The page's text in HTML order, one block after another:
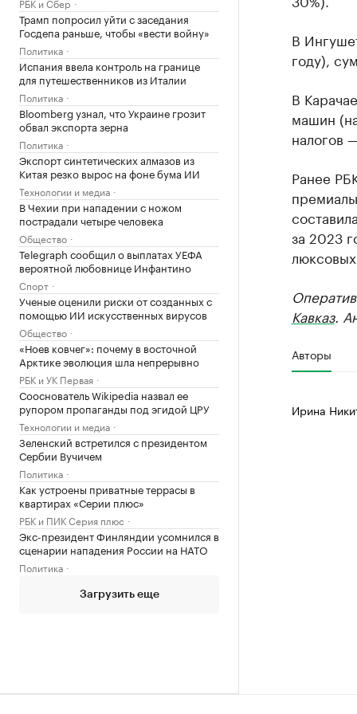
Трамп попросил уйти с заседания
Госдепа раньше, чтобы «вести войну»
Политика
Испания ввела контроль на границе
для путешественников из Италии
Политика
Bloomberg узнал, что Украине грозит
обвал экспорта зерна
Политика
Экспорт синтетических алмазов из
Китая резко вырос на фоне бума ИИ
Технологии и медиа
В Чехии при нападении с ножом
пострадали четыре человека
Общество
Telegraph сообщил о выплатах УЕФА
вероятной любовнице Инфантино
Спорт
Ученые оценили риски от созданных с
помощью ИИ искусственных вирусов
Общество
«Ноев ковчег»: почему в восточной
Арктике эволюция шла непрерывно
РБК и УК Первая
Сооснователь Wikipedia назвал ее
рупором пропаганды под эгидой ЦРУ
Технологии и медиа
Зеленский встретился с президентом
Сербии Вучичем
Политика
Как устроены приватные террасы в
квартирах «Серии плюс»
РБК и ПИК Серия плюс
Экс-президент Финляндии усомнился в
сценарии нападения России на НАТО
Политика
Загрузить еще
В
году),
В
машин
налогов
Ранее
за 2023
Кавказ.
Авторы
Ирина